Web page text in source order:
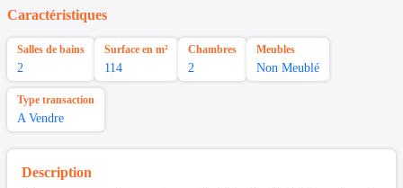
Caractéristiques
Salles de bains
2
Surface en m²
114
Chambres
2
Meubles
Non Meublé
Type transaction
A Vendre
Description